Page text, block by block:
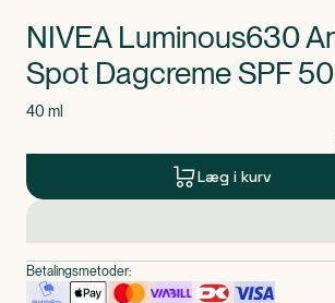
NIVEA Luminous630
Spot Dagcreme SPF 50
40 ml
Læg i kurv
Betalingsmetoder: